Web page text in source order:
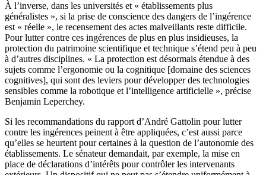
À l’inverse, dans les universités et « établissements plus
généralistes », si la prise de conscience des dangers de l’ingérence
est « réelle », le recensement des actes malveillants reste difficile.
Pour lutter contre ces ingérences de plus en plus insidieuses, la
protection du patrimoine scientifique et technique s’étend peu à peu
à d’autres disciplines. « La protection est désormais étendue à des
sujets comme l’ergonomie ou la cognitique [domaine des sciences
cognitives], qui sont des leviers pour développer des technologies
sensibles comme la robotique et l’intelligence artificielle », précise
Benjamin Leperchey.
Si les recommandations du rapport d’André Gattolin pour lutter
contre les ingérences peinent à être appliquées, c’est aussi parce
qu’elles se heurtent pour certaines à la question de l’autonomie des
établissements. Le sénateur demandait, par exemple, la mise en
place de déclarations d’intérêts pour contrôler les intervenants